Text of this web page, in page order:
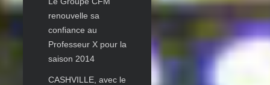
renouvelle sa
confiance au
Professeur X pour la
saison 2014
CASHVILLE, avec le